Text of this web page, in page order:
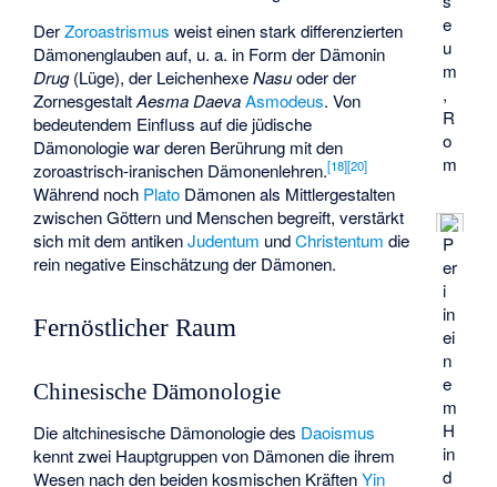
e
u
m
,
R
o
m
P
er
i
in
ei
n
e
m
H
in
d
DerZoroastrismus weist einen stark differenzierten
Dämonenglauben auf, u. a. in Form der Dämonin
Drug(Lüge), der LeichenhexeNasuoder der
ZornesgestaltAesma Daeva Asmodeus. Von
bedeutendem Einfluss auf die jüdische
Dämonologie war deren Berührung mit den
zoroastrisch-iranischen Dämonenlehren.[18][20]
Während noch Plato Dämonen als Mittlergestalten
zwischen Göttern und Menschen begreift, verstärkt
sich mit dem antikenJudentum undChristentum die
rein negative Einschätzung der Dämonen.
Fernöstlicher Raum
Chinesische Dämonologie
Die altchinesische Dämonologie des Daoismus
kennt zwei Hauptgruppen von Dämonen die ihrem
Wesen nach den beiden kosmischen KräftenYin